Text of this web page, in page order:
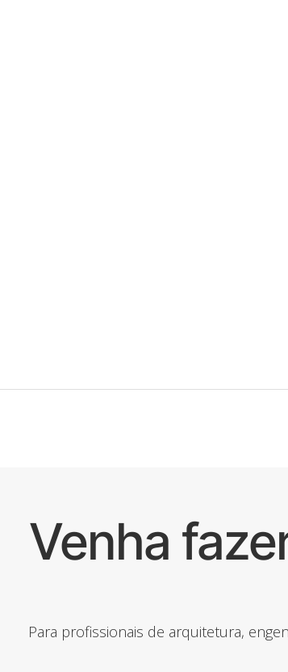
Venha
Para profissionais de arquitetura,